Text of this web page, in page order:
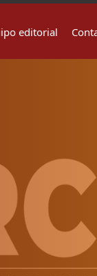
editorial